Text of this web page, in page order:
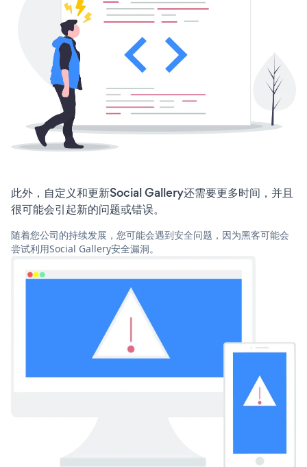
此外，自定义和更新Social Gallery还需要更多时间，并且
很可能会引起新的问题或错误。
随着您公司的持续发展，您可能会遇到安全问题，因为黑客可能会
尝试利用Social Gallery安全漏洞。